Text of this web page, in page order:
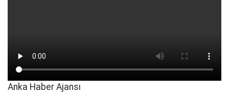
Anka Haber Ajansı